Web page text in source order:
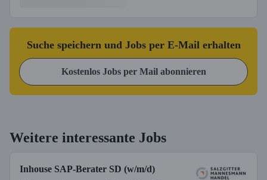
Suche speichern und Jobs per E-Mail erhalten
Kostenlos Jobs per Mail abonnieren
Weitere interessante Jobs
Inhouse SAP-Berater SD (w/m/d)